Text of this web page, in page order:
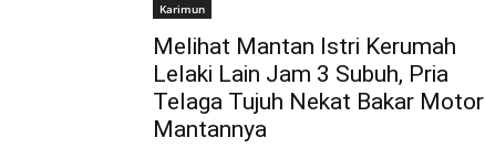
Karimun
Melihat Mantan Istri Kerumah
Lelaki Lain Jam 3 Subuh, Pria
Telaga Tujuh Nekat Bakar Motor
Mantannya